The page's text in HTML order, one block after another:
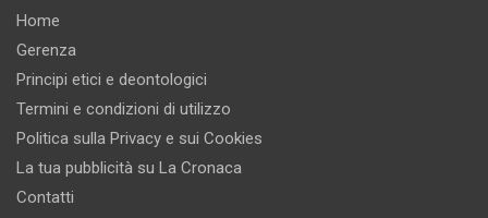
Home
Gerenza
Principi etici e deontologici
Termini e condizioni di utilizzo
Politica sulla Privacy e sui Cookies
La tua pubblicità su La Cronaca
Contatti